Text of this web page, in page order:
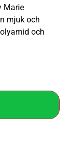
Marie
mjuk och
och